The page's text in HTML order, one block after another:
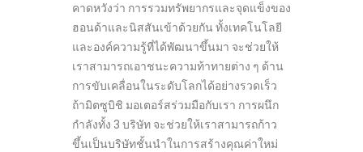
คาดหวังว่า การรวมทรัพยากรและจุดแข็งของ
ฮอนด้าและนิสสันเข้าด้วยกัน ทั้งเทคโนโลยี
และองค์ความรู้ที่ได้พัฒนาขึ้นมา จะช่วยให้
เราสามารถเอาชนะความท้าทายต่าง ๆ ด้าน
การขับเคลื่อนในระดับโลกได้อย่างรวดเร็ว
ถ้ามิตซูบิชิ มอเตอร์สร่วมมือกับเรา การผนึก
กำลังทั้ง 3 บริษัท จะช่วยให้เราสามารถก้าว
ขึ้นเป็นบริษัทชั้นนำในการสร้างคุณค่าใหม่